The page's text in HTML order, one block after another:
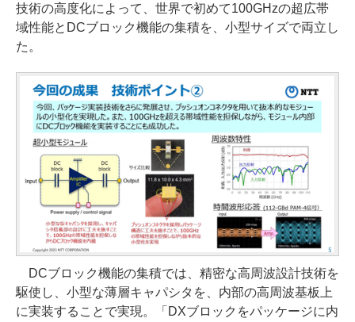
技術の高度化によって、世界で初めて100GHzの超広帯
域性能とDCブロック機能の集積を、小型サイズで両立し
た。
DCブロック機能の集積では、精密な高周波設計技術を
駆使し、小型な薄層キャパシタを、内部の高周波基板上
に実装することで実現。「DXブロックをパッケージに内